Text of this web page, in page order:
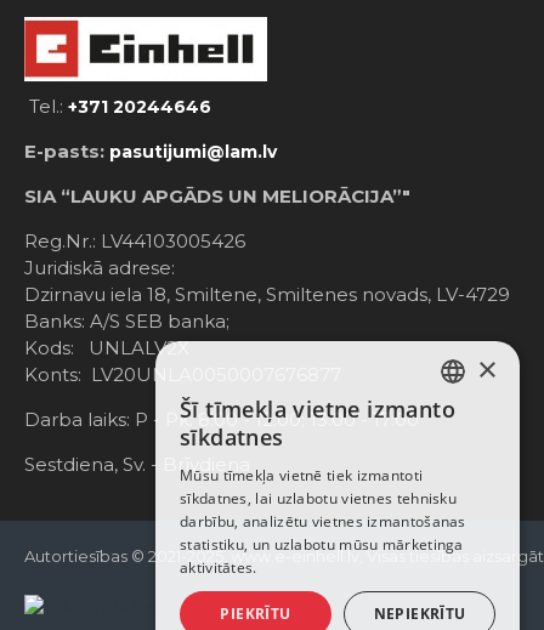
Tel.: +371 20244646
E-pasts: pasutijumi@lam.lv
SIA “LAUKU APGĀDS UN MELIORĀCIJA”"
Reg.Nr.: LV44103005426
Juridiskā adrese:
Dzirnavu iela 18, Smiltene, Smiltenes novads, LV-4729
Banks: A/S SEB banka;
Kods: UNLALV2X
Konts: LV20UNLA0050007676877
Darba laiks: P - Pk. 8:00 - 12:00; 13:00 - 17:00
Sestdiena, Sv. - Brīvdiena
Autortiesības © 2021-2025, www.e-einhell.lv, Visas tiesības
LATVIAN
ENGLISH
×
Šī tīmekļa vietne izmanto
sīkdatnes
Mūsu tīmekļa vietnē tiek izmantoti
sīkdatnes, lai uzlabotu vietnes tehnisku
darbību, analizētu vietnes izmantošanas
statistiku, un uzlabotu mūsu mārketinga
aktivitātes.
PIEKRĪTU NEPIEKRĪTU